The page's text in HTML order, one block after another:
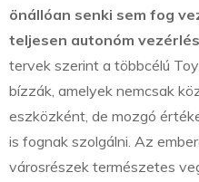
önállóan senki sem fog
teljesen autonóm
tervek szerint a többcélú
bízzák, amelyek nemcsak
eszközként, de mozgó
is fognak szolgálni. Az
városrészek természetes